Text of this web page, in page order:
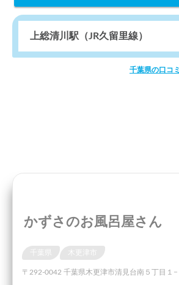
千葉県の口コ
かずさのお風呂屋さん
千葉県
〒292-0042 千葉県木更津市清見台南５丁目１−